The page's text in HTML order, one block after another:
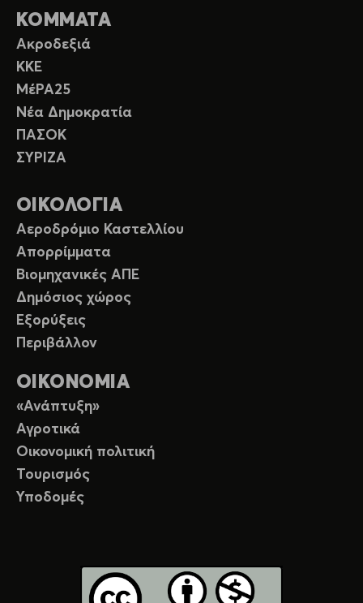
ΚΟΜΜΑΤΑ
Ακροδεξιά
ΚΚΕ
ΜέΡΑ25
Νέα Δημοκρατία
ΠΑΣΟΚ
ΣΥΡΙΖΑ
ΟΙΚΟΛΟΓΙΑ
Αεροδρόμιο Καστελλίου
Απορρίμματα
Βιομηχανικές ΑΠΕ
Δημόσιος χώρος
Εξορύξεις
Περιβάλλον
ΟΙΚΟΝΟΜΙΑ
«Ανάπτυξη»
Αγροτικά
Οικονομική πολιτική
Τουρισμός
Υποδομές